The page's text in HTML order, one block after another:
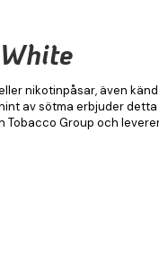
nikotinpåsar, även
av sötma erbjuder
Tobacco Group och